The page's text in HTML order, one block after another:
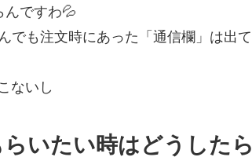
んですわ💦
でも注文時にあった「通信欄」は出て
ないし
いたい時はどうしたら